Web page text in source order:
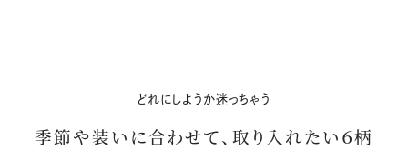
どれにしようか迷っちゃう
季節や装いに合わせて、取り入れたい６柄